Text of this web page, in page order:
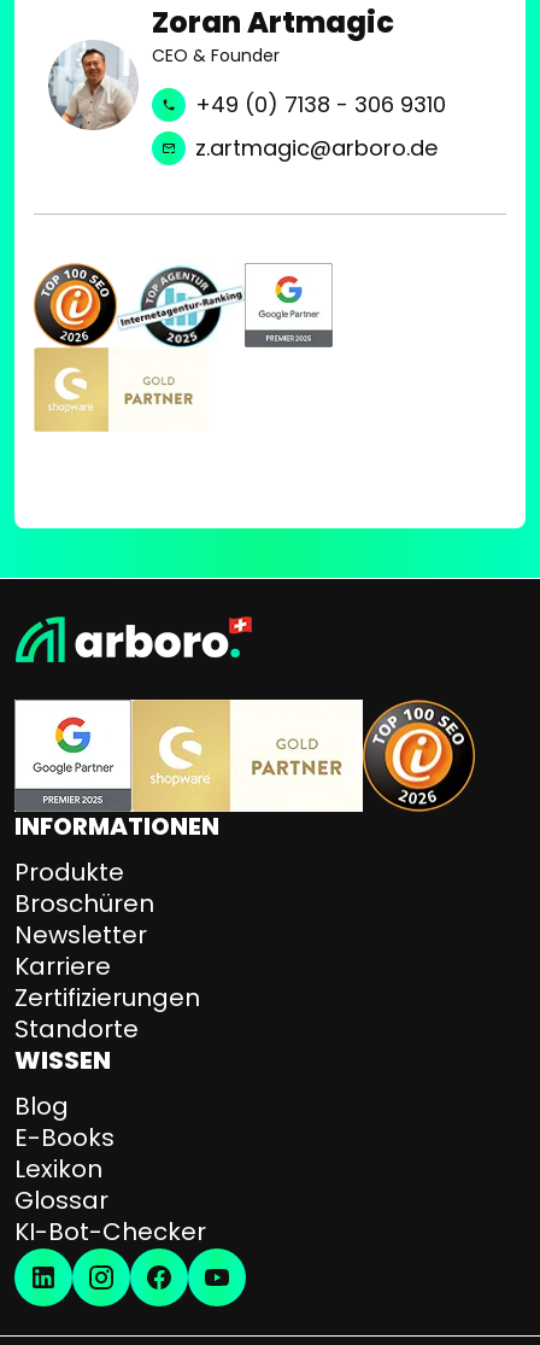
Zoran Artmagic
CEO & Founder
+49 (0) 7138 - 306 9310
z.artmagic@arboro.de
INFORMATIONEN
Produkte
Broschüren
Newsletter
Karriere
Zertifizierungen
Standorte
WISSEN
Blog
E-Books
Lexikon
Glossar
KI-Bot-Checker